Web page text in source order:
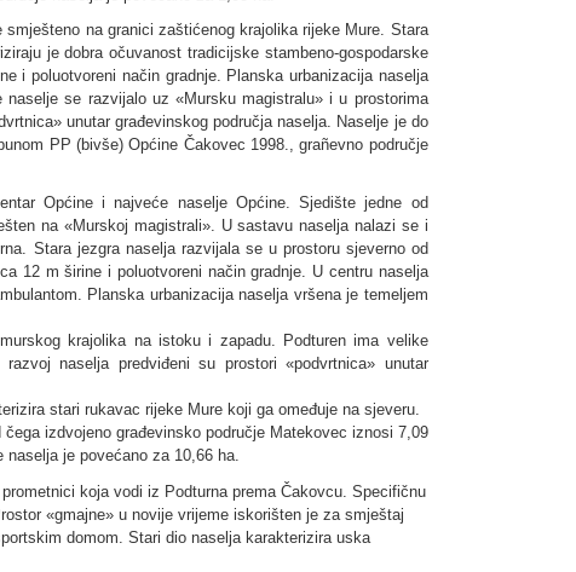
na granici zaštićenog krajolika rijeke Mure. Stara
je dobra očuvanost tradicijske stambeno-gospodarske
i poluotvoreni način gradnje. Planska urbanizacija naselja
se razvijalo uz «Mursku magistralu» i u prostorima
unutar građevinskog područja naselja. Naselje je do
PP (bivše) Općine Čakovec 1998., grañevno područje
Općine i najveće naselje Općine. Sjedište jedne od
na «Murskoj magistrali». U sastavu naselja nalazi se i
Stara jezgra naselja razvijala se u prostoru sjeverno od
12 m širine i poluotvoreni način gradnje. U centru naselja
Planska urbanizacija naselja vršena je temeljem
krajolika na istoku i zapadu. Podturen ima velike
naselja predviđeni su prostori «podvrtnica» unutar
stari rukavac rijeke Mure koji ga omeđuje na sjeveru.
izdvojeno građevinsko područje Matekovec iznosi 7,09
je povećano za 10,66 ha.
koja vodi iz Podturna prema Čakovcu. Specifičnu
«gmajne» u novije vrijeme iskorišten je za smještaj
domom. Stari dio naselja karakterizira uska